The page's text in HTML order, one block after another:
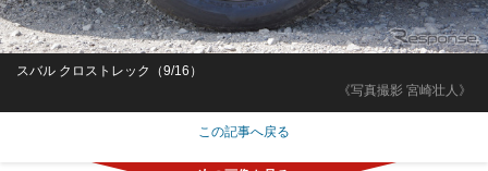
《写真撮影 宮崎壮人》
スバル クロストレック（9/16）
この記事へ戻る